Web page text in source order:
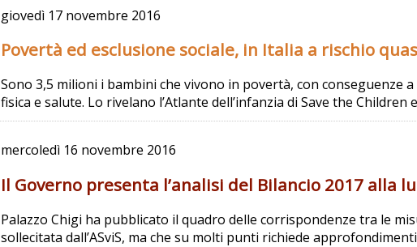
giovedì 17 novembre 2016
Povertà ed esclusione sociale, in Italia a rischio
Sono 3,5 milioni i bambini che vivono in povertà, con conseguenze
fisica e salute. Lo rivelano l’Atlante dell’infanzia di Save the Children
mercoledì 16 novembre 2016
Il Governo presenta l’analisi del Bilancio 2017 alla
Palazzo Chigi ha pubblicato il quadro delle corrispondenze tra le
sollecitata dall’ASviS, ma che su molti punti richiede